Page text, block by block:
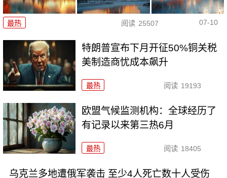
最热 阅读 25507 07-10
特朗普宣布下月开征50%铜关税
美制造商忧成本飙升
最热 阅读 19193
欧盟气候监测机构：全球经历了
有记录以来第三热6月
最热 阅读 18405
乌克兰多地遭俄军袭击 至少4人死亡数十人受伤